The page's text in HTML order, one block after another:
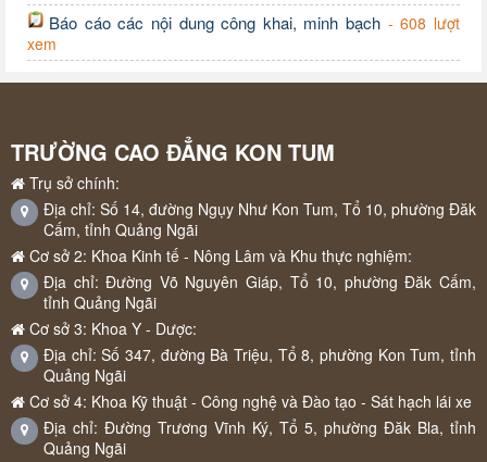
Báo cáo các nội dung công khai, minh bạch - 608 lượt
xem
TRƯỜNG CAO ĐẲNG KON TUM
Trụ sở chính:
Địa chỉ: Số 14, đường Ngụy Như Kon Tum, Tổ 10, phường Đăk
Cấm, tỉnh Quảng Ngãi
Cơ sở 2: Khoa Kinh tế - Nông Lâm và Khu thực nghiệm:
Địa chỉ: Đường Võ Nguyên Giáp, Tổ 10, phường Đăk Cấm,
tỉnh Quảng Ngãi
Cơ sở 3: Khoa Y - Dược:
Địa chỉ: Số 347, đường Bà Triệu, Tổ 8, phường Kon Tum, tỉnh
Quảng Ngãi
Cơ sở 4: Khoa Kỹ thuật - Công nghệ và Đào tạo - Sát hạch lái xe
Địa chỉ: Đường Trương Vĩnh Ký, Tổ 5, phường Đăk Bla, tỉnh
Quảng Ngãi